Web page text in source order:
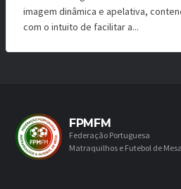
imagem dinâmica e apelativa,
com o intuito de facilitar a...
FPMFM
Federação Portuguesa
Matraquilhos e Futebol de Mesa